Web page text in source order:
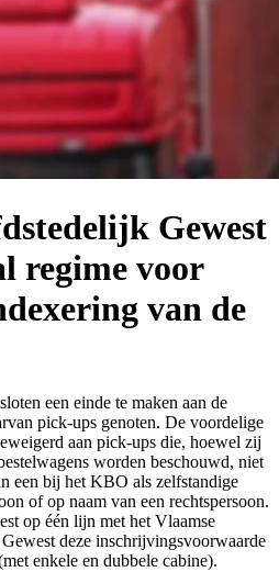
Gewest
regime voor
van de
een einde te maken aan de
pick-ups genoten. De voordelige
aan pick-ups die, hoewel zij
worden beschouwd, niet
een bij het KBO als zelfstandige
of op naam van een rechtspersoon.
op één lijn met het Vlaamse
deze inschrijvingsvoorwaarde
enkele en dubbele cabine).